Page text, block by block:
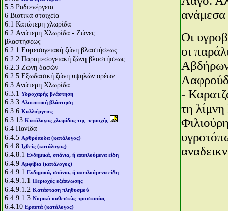
5.5 Ραδιενέργεια
6 Βιοτικά στοιχεία
6.1 Κατώτερη χλωρίδα
6.2 Aνώτερη Χλωρίδα - Ζώνες
βλαστήσεως
6.2.1 Ευμεσογειακή ζώνη βλαστήσεως
6.2.2 Παραμεσογειακή ζώνη βλαστήσεως
6.2.3 Ζώνη δασών
6.2.5 Εξωδασική ζώνη υψηλών ορέων
6.3 Aνώτερη Χλωρίδα
6.3.1 Υδροχαρής βλάστηση
6.3.3 Αλοφυτική βλάστηση
6.3.6 Καλλιέργειες
6.3.13 Κατάλογος χλωρίδας της περιοχής
6.4 Πανίδα
6.4.5 Αρθρόποδα (κατάλογος)
6.4.8 Ιχθείς (κατάλογος)
6.4.8.1 Ενδημικά, σπάνια, ή απειλούμενα είδη
6.4.9 Αμφίβια (κατάλογος)
6.4.9.1 Ενδημικά, σπάνια, ή απειλούμενα είδη
6.4.9.1.1 Περιοχές εξάπλωσης
6.4.9.1.2 Κατάσταση πληθυσμού
6.4.9.1.3 Νομικό καθεστώς προστασίας
6.4.10 Ερπετά (κατάλογος)
ανάμεσα
Οι
οι
-
τη